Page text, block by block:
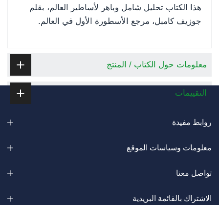
هذا الكتاب تحليل شامل وباهر لأساطير العالم، بقلم
جوزيف كامبل، مرجع الأسطورة الأول في العالم.
معلومات حول الكتاب / المنتج
التقييمات
روابط مفيدة
معلومات وسياسات الموقع
تواصل معنا
الاشتراك بالقائمة البريدية